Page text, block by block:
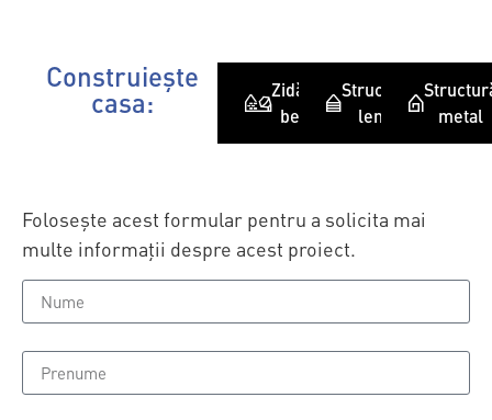
Construiește
casa:
Zidărie-
beton
Structură
lemn
metal
Folosește acest formular pentru a solicita mai
multe informații despre acest proiect.